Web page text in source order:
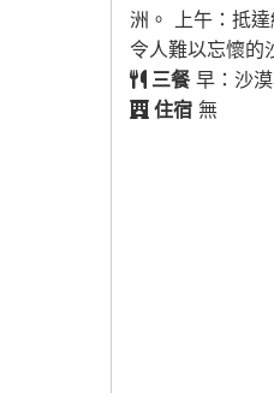
洲。 上午：抵
令人難以忘懷的
三餐早：沙
住宿 無